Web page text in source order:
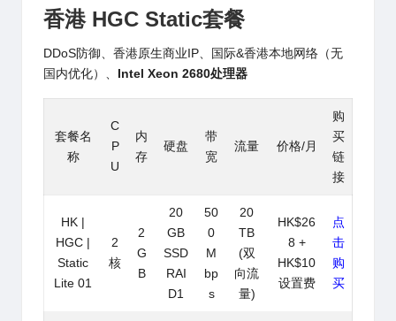
香港 HGC Static套餐
DDoS防御、香港原生商业IP、国际&香港本地网络（无
国内优化）、
Intel Xeon 2680处理器
套餐名
称
C
P
U
内
存
硬盘
带
宽
流量 价格/月
购
买
链
接
HK |
HGC |
Static
Lite 01
2
核
2
G
B
20
GB
SSD
RAI
D1
50
0
M
bp
s
20
TB
(双
向流
量)
HK$26
8 +
HK$10
设置费
点
击
购
买